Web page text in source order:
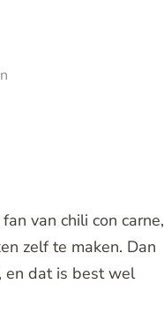
van chili con carne,
zelf te maken. Dan
en dat is best wel